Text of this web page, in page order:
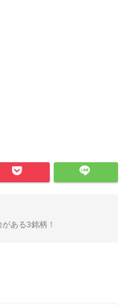
ある3銘柄！